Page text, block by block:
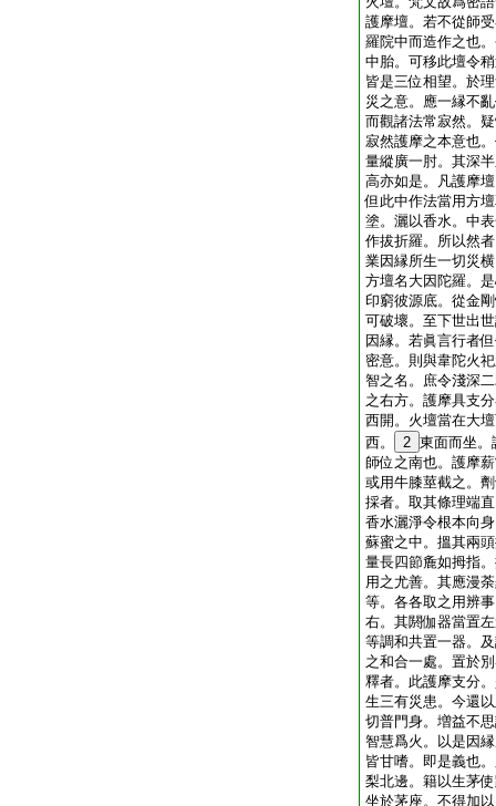
護摩壇。若不從師
羅院中而造作之也
中胎。可移此壇令
皆是三位相望。於
災之意。應一縁不
而觀諸法常寂然。
寂然護摩之本意也
量縱廣一肘。其深
高亦如是。凡護摩
但此中作法當用方
塗。灑以香水。中
作拔折羅。所以然
業因縁所生一切災
方壇名大因陀羅。
印窮彼源底。從金
可破壞。至下世出
因縁。若眞言行者
密意。則與韋陀火
智之名。庶令淺深
之右方。護摩具支
西開。火壇當在大
西。
2 東面而坐。
師位之南也。護摩
或用牛膝莖截之。
採者。取其條理端
香水灑淨令根本向
蘇蜜之中。搵其兩
量長四節麁如拇指
用之尤善。其應漫
等。各各取之用辨
右。其閼伽器當置
等調和共置一器。
之和合一處。置於
釋者。此護摩支分
生三有災患。今還
切普門身。増益不
智慧爲火。以是因
皆甘嗜。即是義也
梨北邊。籍以生茅
坐於茅座。不得加